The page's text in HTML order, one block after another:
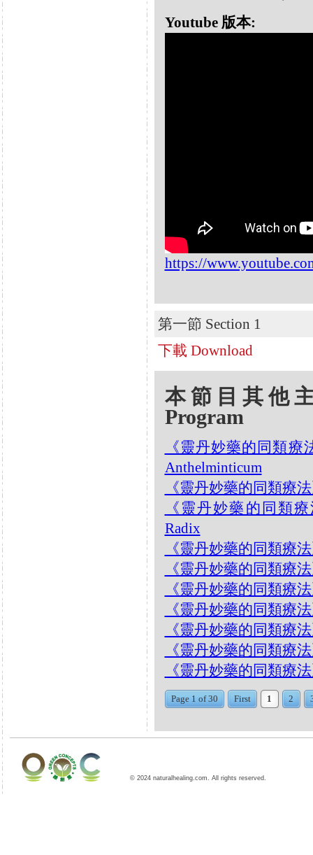
Youtube 版本:
https://
第一節 Section 1
下載 Download
本節目其他
Program
《靈丹妙藥的同類療
Anthelminticum
《靈丹妙藥的同類療
《靈丹妙藥的同類
Radix
《靈丹妙藥的同類療
《靈丹妙藥的同類療
《靈丹妙藥的同類療
《靈丹妙藥的同類療
《靈丹妙藥的同類療
《靈丹妙藥的同類療
《靈丹妙藥的同類療
Page 1 of 30 First 1 2
© 2024 naturalhealing.com. All rights reserved.